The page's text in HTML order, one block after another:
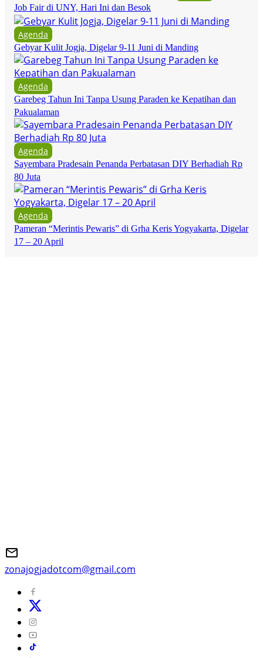
Job Fair di UNY, Hari Ini dan Besok
Agenda
Gebyar Kulit Jogja, Digelar 9-11 Juni di Manding
Agenda
Garebeg Tahun Ini Tanpa Usung Paraden ke Kepatihan dan
Pakualaman
Agenda
Sayembara Pradesain Penanda Perbatasan DIY Berhadiah Rp
80 Juta
Agenda
Pameran “Merintis Pewaris” di Grha Keris Yogyakarta, Digelar
17 – 20 April
zonajogjadotcom@gmail.com